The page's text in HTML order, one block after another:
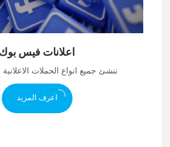
اعلانات فيس بوك
ننشئ جميع انواع الحملات
اعرف المزيد